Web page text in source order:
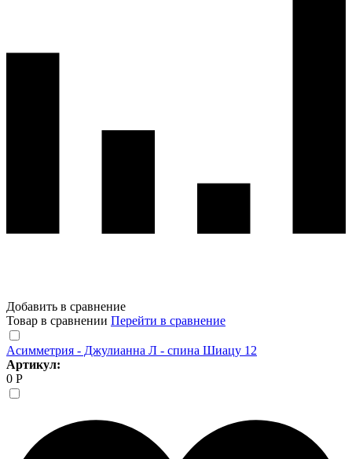
Добавить в сравнение
Товар в сравнении Перейти в сравнение
Асимметрия - Джулианна Л - спина Шиацу 12
Артикул:
0 Р